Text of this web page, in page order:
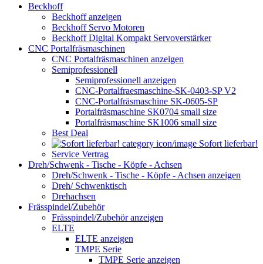
Beckhoff
Beckhoff anzeigen
Beckhoff Servo Motoren
Beckhoff Digital Kompakt Servoverstärker
CNC Portalfräsmaschinen
CNC Portalfräsmaschinen anzeigen
Semiprofessionell
Semiprofessionell anzeigen
CNC-Portalfraesmaschine-SK-0403-SP V2
CNC-Portalfräsmaschine SK-0605-SP
Portalfräsmaschine SK0704 small size
Portalfräsmaschine SK1006 small size
Best Deal
Sofort lieferbar!
Service Vertrag
Dreh/Schwenk - Tische - Köpfe - Achsen
Dreh/Schwenk - Tische - Köpfe - Achsen anzeigen
Dreh/ Schwenktisch
Drehachsen
Frässpindel/Zubehör
Frässpindel/Zubehör anzeigen
ELTE
ELTE anzeigen
TMPE Serie
TMPE Serie anzeigen